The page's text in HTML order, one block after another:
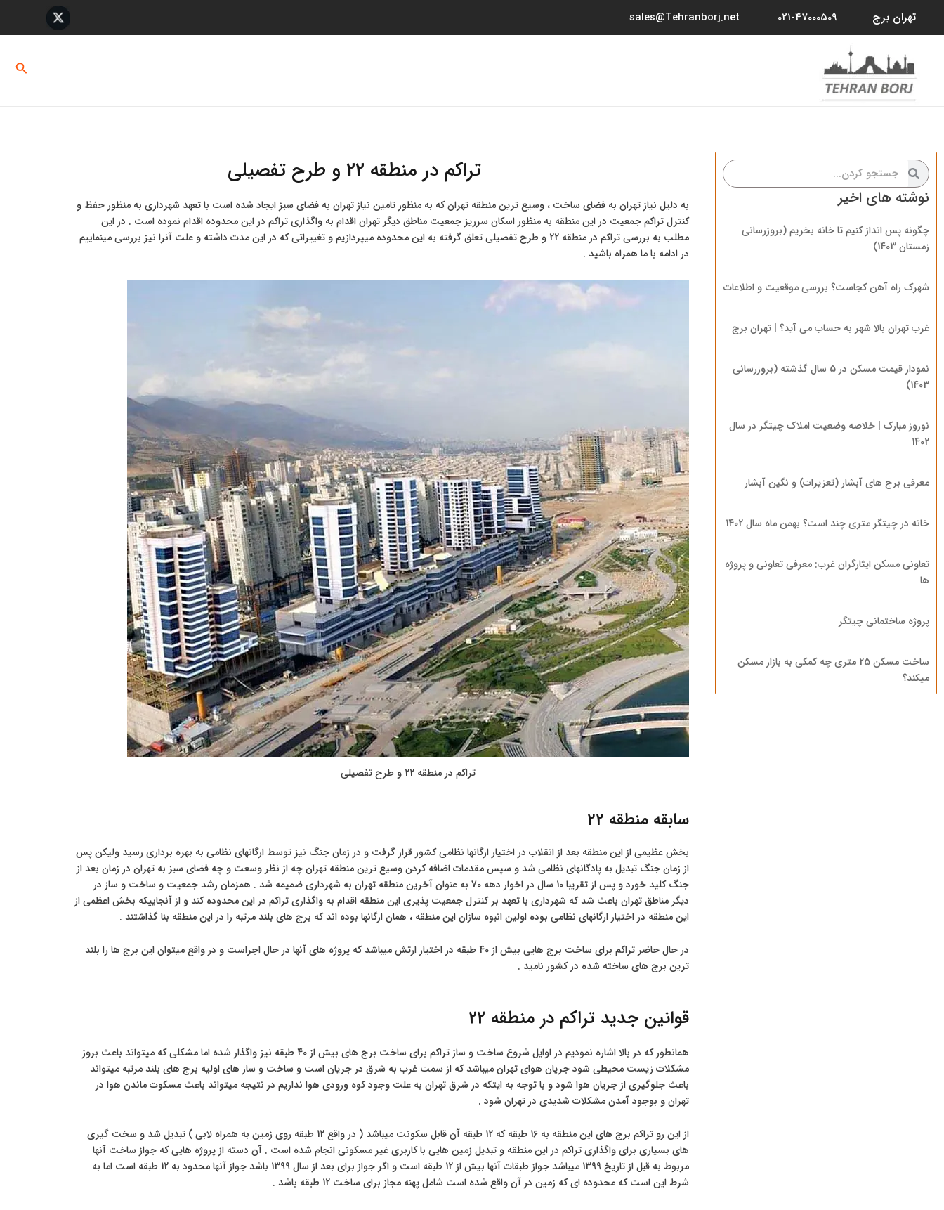
محتوا
تهران برج 021-47000509
sales@Tehranborj.net
جستجو
کردن
جستجو
کردن
نوشته های اخیر
چگونه پس انداز کنیم تا خانه بخریم (بروزرسانی
زمستان 1403)
شهرک راه آهن کجاست؟ بررسی موقعیت و اطلاعات
غرب تهران بالا شهر به حساب می آید؟ | تهران برج
نمودار قیمت مسکن در 5 سال گذشته (بروزرسانی
1403)
نوروز مبارک | خلاصه وضعیت املاک چیتگر در سال
1402
معرفی برج های آبشار (تعزیرات) و نگین آبشار
خانه در چیتگر متری چند است؟ بهمن ماه سال 1402
تعاونی مسکن ایثارگران غرب: معرفی تعاونی و پروژه
ها
پروژه ساختمانی چیتگر
ساخت مسکن 25 متری چه کمکی به بازار مسکن
میکند؟
تراکم در منطقه 22 و طرح تفصیلی
به دلیل نیاز تهران به فضای ساخت ، وسیع ترین منطقه تهران که به منظور تامین نیاز تهران به فضای سبز ایجاد شده است با تعهد شهرداری به منظور حفظ و
کنترل تراکم جمعیت در این منطقه به منظور اسکان سرریز جمعیت مناطق دیگر تهران اقدام به واگذاری تراکم در این محدوده اقدام نموده است . در این
مطلب به بررسی تراکم در منطقه 22 و طرح تفصیلی تعلق گرفته به این محدوده میپردازیم و تغییراتی که در این مدت داشته و علت آنرا نیز بررسی مینماییم
در ادامه با ما همراه باشید .
تراکم در منطقه 22 و طرح تفصیلی
سابقه منطقه 22
بخش عظیمی از این منطقه بعد از انقلاب در اختیار ارگانها نظامی کشور قرار گرفت و در زمان جنگ نیز توسط ارگانهای نظامی به بهره برداری رسید ولیکن پس
از زمان جنگ تبدیل به پادگانهای نظامی شد و سپس مقدمات اضافه کردن وسیع ترین منطقه تهران چه از نظر وسعت و چه فضای سبز به تهران در زمان بعد از
جنگ کلید خورد و پس از تقریبا 10 سال در اخوار دهه 70 به عنوان آخرین منطقه تهران به شهرداری ضمیمه شد . همزمان رشد جمعیت و ساخت و ساز در
دیگر مناطق تهران باعث شد که شهرداری با تعهد بر کنترل جمعیت پذیری این منطقه اقدام به واگذاری تراکم در این محدوده کند و از آنجاییکه بخش اعظمی از
این منطقه در اختیار ارگانهای نظامی بوده اولین انبوه سازان این منطقه ، همان ارگانها بوده اند که برج های بلند مرتبه را در این منطقه بنا گذاشتند .
در حال حاضر تراکم برای ساخت برج هایی بیش از 40 طبقه در اختیار ارتش میباشد که پروژه های آنها در حال اجراست و در واقع میتوان این برج ها را بلند
ترین برج های ساخته شده در کشور نامید .
قوانین جدید تراکم در منطقه 22
همانطور که در بالا اشاره نمودیم در اوایل شروع ساخت و ساز تراکم برای ساخت برج های بیش از 40 طبقه نیز واگذار شده اما مشکلی که میتواند باعث بروز
مشکلات زیست محیطی شود جریان هوای تهران میباشد که از سمت غرب به شرق در جریان است و ساخت و ساز های اولیه برج های بلند مرتبه میتواند
باعث جلوگیری از جریان هوا شود و با توجه به ایتکه در شرق تهران به علت وجود کوه ورودی هوا نداریم در نتیجه میتواند باعث مسکوت ماندن هوا در
تهران و بوجود آمدن مشکلات شدیدی در تهران شود .
از این رو تراکم برج های این منطقه به 16 طبقه که 12 طبقه آن قابل سکونت میباشد ( در واقع 12 طبقه روی زمین به همراه لابی ) تبدیل شد و سخت گیری
های بسیاری برای واگذاری تراکم در این منطقه و تبدیل زمین هایی با کاربری غیر مسکونی انجام شده است . آن دسته از پروژه هایی که جواز ساخت آنها
مربوط به قبل از تاریخ 1399 میباشد جواز طبقات آنها بیش از 12 طبقه است و اگر جواز برای بعد از سال 1399 باشد جواز آنها محدود به 12 طبقه است اما به
شرط این است که محدوده ای که زمین در آن واقع شده است شامل پهنه مجاز برای ساخت 12 طبقه باشد .